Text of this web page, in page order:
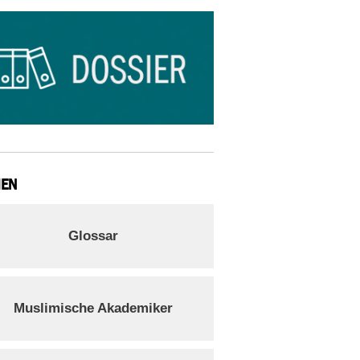
Glossar
Muslimische Akademiker